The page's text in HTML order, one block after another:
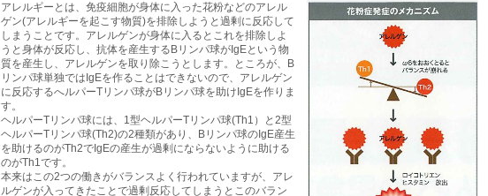
アレルギーとは、免疫細胞が身体に入った花粉などのアレル
ゲン(アレルギーを起こす物質)を排除しようと過剰に反応して
しまうことです。アレルゲンが身体に入るとこれを排除しよ
うと身体が反応し、抗体を産生するBリンパ球がIgEという物
質を産生し、アレルゲンを取り除こうとします。ところが、B
リンパ球単独ではIgEを作ることはできないので、アレルゲン
に反応するへルパーTリンパ球がBリンパ球を助けIgEを作りま
す。
ヘルパーTリンパ球には、1型ヘルパーTリンパ球(Th1）と2型
ヘルパーTリンパ球(Th2)の2種類があり、Bリンパ球のIgE産生
を助けるのがTh2でIgEの産生が過剰にならないように助ける
のがTh1です。
本来はこの2つの働きがバランスよく行われていますが、アレ
ルゲンが入ってきたことで過剰反応してしまうとこのバラン